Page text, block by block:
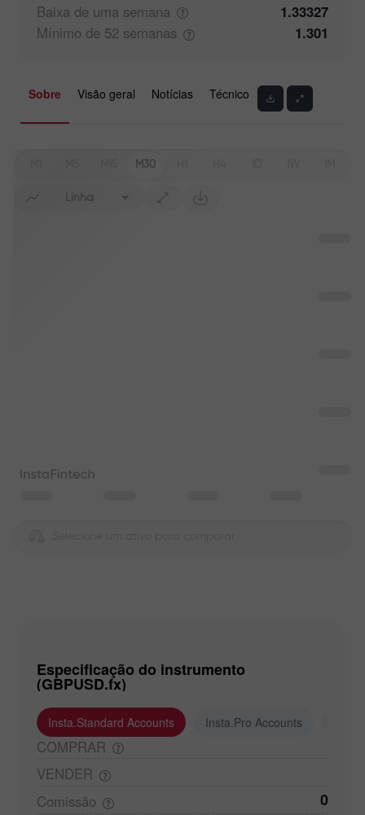
Baixa de uma semana
1.33327
Mínimo de 52 semanas 1.301
Sobre Visão geral Notícias Técnico
M30
Linha
Especificação do instrumento
(GBPUSD.fx)
Insta.Standard Accounts Insta.Pro Accounts
COMPRAR
VENDER
Comissão
0